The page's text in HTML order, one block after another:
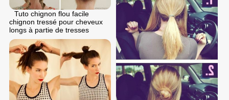
Tuto chignon flou facile
chignon tressé pour cheveux
longs à partie de tresses